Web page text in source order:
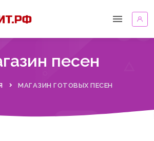
песен
МАГАЗИН ГОТОВЫХ ПЕСЕН